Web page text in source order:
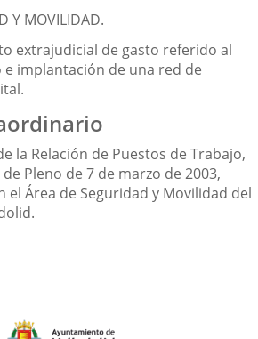
Y MOVILIDAD.
extrajudicial de gasto referido al
implantación de una red de
la Relación de Puestos de Trabajo,
Pleno de 7 de marzo de 2003,
el Área de Seguridad y Movilidad del